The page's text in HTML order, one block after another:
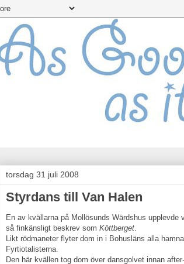
torsdag 31 juli 2008
Styrdans till Van Halen
En av kvällarna på Mollösunds Wärdshus
så finkänsligt beskrev som Köttberget.
Likt rödmaneter flyter dom in i Bohusläns alla
Fyrtiotalisterna.
Den här kvällen tog dom över dansgolvet innan